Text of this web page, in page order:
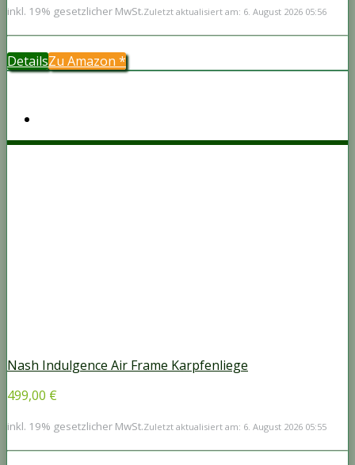
inkl. 19% gesetzlicher MwSt.Zuletzt aktualisiert am: 6. August 2026 05:56
DetailsZu Amazon *
Nash Indulgence Air Frame Karpfenliege
499,00 €
inkl. 19% gesetzlicher MwSt.Zuletzt aktualisiert am: 6. August 2026 05:55